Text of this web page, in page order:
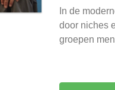
In de
door niches
groepen